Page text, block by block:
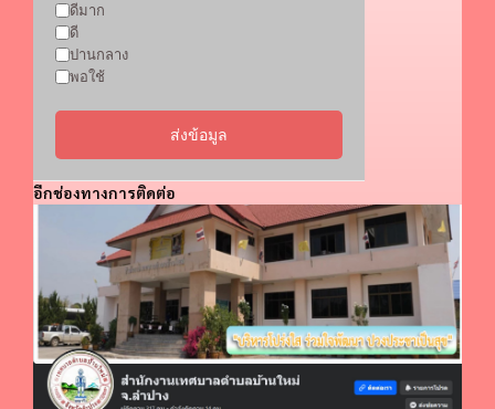
ดีมาก
ดี
ปานกลาง
พอใช้
ส่งข้อมูล
อีกช่องทางการติดต่อ